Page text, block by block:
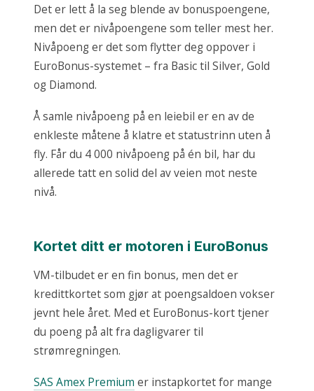
Det er lett å la seg blende av bonuspoengene,
men det er nivåpoengene som teller mest her.
Nivåpoeng er det som flytter deg oppover i
EuroBonus-systemet – fra Basic til Silver, Gold
og Diamond.
Å samle nivåpoeng på en leiebil er en av de
enkleste måtene å klatre et statustrinn uten å
fly. Får du 4 000 nivåpoeng på én bil, har du
allerede tatt en solid del av veien mot neste
nivå.
Kortet ditt er motoren i EuroBonus
VM-tilbudet er en fin bonus, men det er
kredittkortet som gjør at poengsaldoen vokser
jevnt hele året. Med et EuroBonus-kort tjener
du poeng på alt fra dagligvarer til
strømregningen.
SAS Amex Premium er instapkortet for mange